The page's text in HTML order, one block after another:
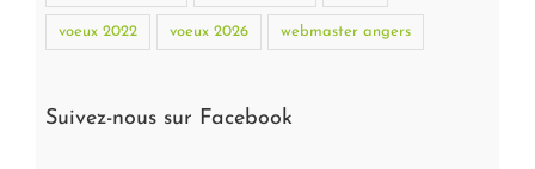
voeux 2022 voeux 2026 webmaster angers
Suivez-nous sur Facebook